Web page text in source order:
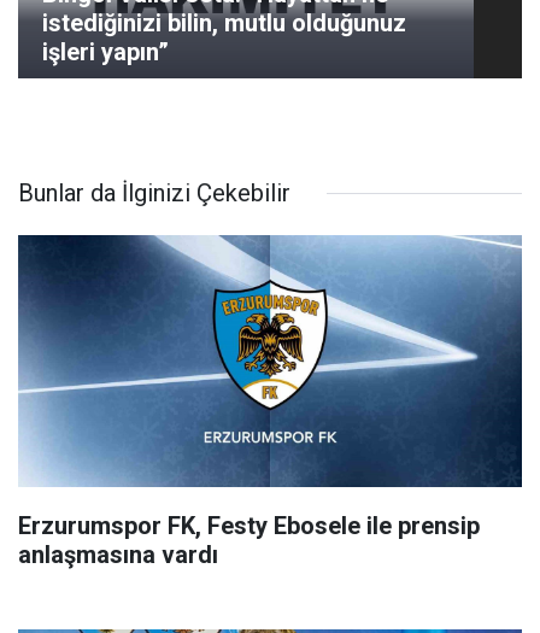
istediğinizi bilin, mutlu olduğunuz
işleri yapın”
Bunlar da İlginizi Çekebilir
Erzurumspor FK, Festy Ebosele ile prensip
anlaşmasına vardı